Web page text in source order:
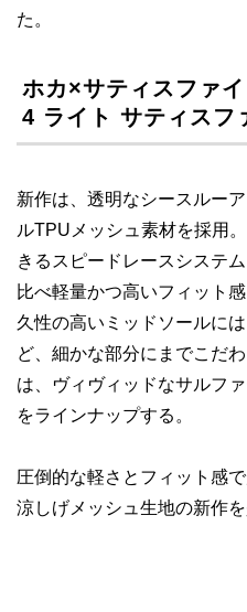
た。
ホカ×サティスファ
4 ライト サティスフ
新作は、透明なシースルー
ルTPUメッシュ素材を採用
きるスピードレースシステ
比べ軽量かつ高いフィット
久性の高いミッドソールに
ど、細かな部分にまでこだ
は、ヴィヴィッドなサルフ
をラインナップする。
圧倒的な軽さとフィット感
涼しげメッシュ生地の新作